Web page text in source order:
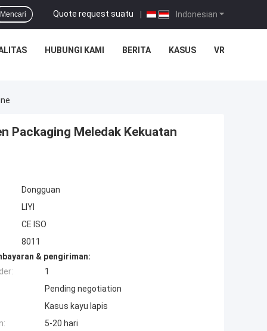
Indonesian
Quote request suatu |
Mencari
HUBUNGI KAMI BERITA KASUS VR
Packaging Meledak Kekuatan
Dongguan
LIYI
CE ISO
8011
& pengiriman:
1
Pending negotiation
Kasus kayu lapis
5-20 hari